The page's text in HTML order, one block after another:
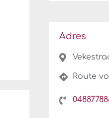
Adres
Route